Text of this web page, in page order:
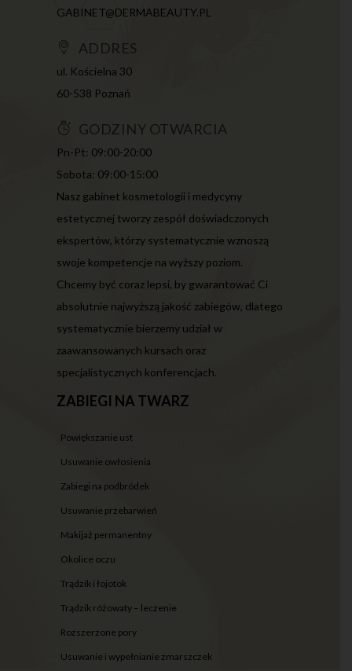
GABINET@DERMABEAUTY.PL
ADDRES
ul. Kościelna 30
60-538 Poznań
GODZINY OTWARCIA
Pn-Pt: 09:00-20:00
Sobota: 09:00-15:00
Nasz gabinet kosmetologii i medycyny
estetycznej tworzy zespół doświadczonych
ekspertów, którzy systematycznie wznoszą
swoje kompetencje na wyższy poziom.
Chcemy być coraz lepsi, by gwarantować Ci
absolutnie najwyższą jakość zabiegów, dlatego
systematycznie bierzemy udział w
zaawansowanych kursach oraz
specjalistycznych konferencjach.
ZABIEGI NA TWARZ
powiększanie ust
usuwanie owłosienia
zabiegi na podbródek
usuwanie przebarwień
makijaż permanentny
okolice oczu
trądzik i łojotok
trądzik różowaty – leczenie
rozszerzone pory
usuwanie i wypełnianie zmarszczek